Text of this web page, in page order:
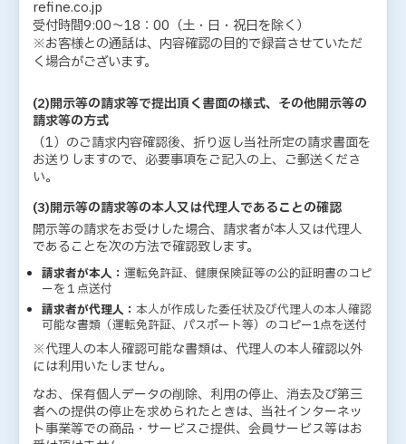
refine.co.jp
受付時間9:00～18：00（土・日・祝日を除く）
※お客様との通話は、内容確認の目的で録音させていただ
く場合がございます。
(2)開示等の請求等で提出頂く書面の様式、その他開示等の
請求等の方式
（1）のご請求内容確認後、折り返し当社所定の請求書面を
お送りしますので、必要事項をご記入の上、ご郵送くださ
い。
(3)開示等の請求等の本人又は代理人であることの確認
開示等の請求をお受けした場合、請求者が本人又は代理人
であることを次の方法で確認致します。
請求者が本人： 運転免許証、健康保険証等の公的証明書のコピ
ーを１点送付
請求者が代理人： 本人が作成した委任状及び代理人の本人確認
可能な書類（運転免許証、パスポート等）のコピー1点を送付
※代理人の本人確認可能な書類は、代理人の本人確認以外
には利用いたしません。
なお、保有個人データの削除、利用の停止、消去及び第三
者への提供の停止を求められたときは、当社インターネッ
ト事業等での商品・サービスご提供、会員サービス等はお